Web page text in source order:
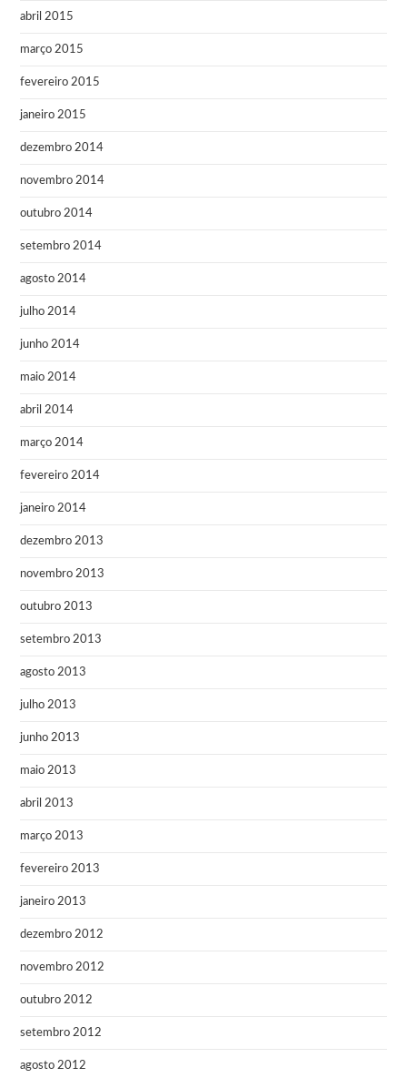
abril 2015
março 2015
fevereiro 2015
janeiro 2015
dezembro 2014
novembro 2014
outubro 2014
setembro 2014
agosto 2014
julho 2014
junho 2014
maio 2014
abril 2014
março 2014
fevereiro 2014
janeiro 2014
dezembro 2013
novembro 2013
outubro 2013
setembro 2013
agosto 2013
julho 2013
junho 2013
maio 2013
abril 2013
março 2013
fevereiro 2013
janeiro 2013
dezembro 2012
novembro 2012
outubro 2012
setembro 2012
agosto 2012